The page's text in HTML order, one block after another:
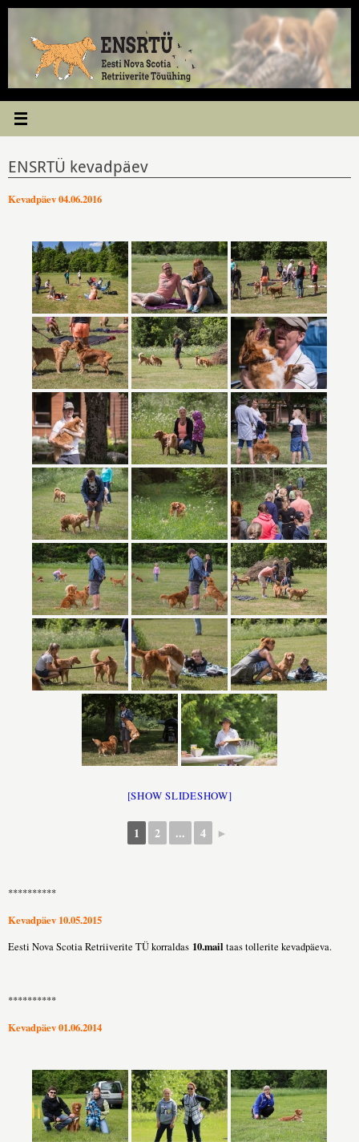
Skip
ENSRTÜ kevadpäev
Kevadpäev 04.06.2016
[SHOW SLIDESHOW]
1 2 ... 4 ►
**********
Kevadpäev 10.05.2015
Eesti Nova Scotia Retriiverite TÜ korraldas 10.mail taas tollerite kevadpäeva.
**********
Kevadpäev 01.06.2014